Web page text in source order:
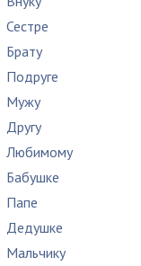
Сестре
Брату
Подруге
Мужу
Другу
Любимому
Бабушке
Папе
Дедушке
Мальчику